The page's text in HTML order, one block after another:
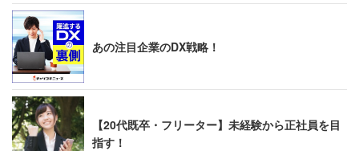
あの注目企業のDX戦略！
【20代既卒・フリーター】未経験から正社員を目
指す！